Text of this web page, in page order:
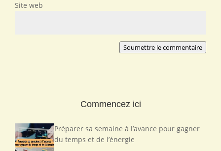
Site web
Soumettre le commentaire
Commencez ici
Préparer sa semaine à l’avance pour gagner
du temps et de l’énergie